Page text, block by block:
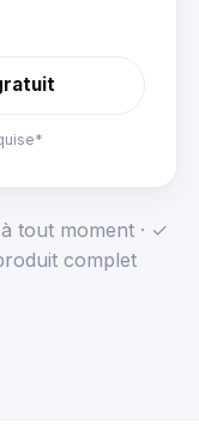
tout moment · ✓
complet